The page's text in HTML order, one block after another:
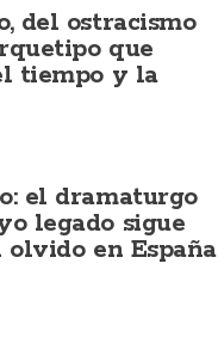
del ostracismo
que
tiempo y la
el dramaturgo
legado sigue
en España